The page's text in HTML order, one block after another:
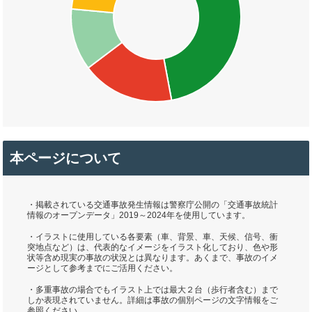
本ページについて
・掲載されている交通事故発生情報は警察庁公開の「交通事故統計
情報のオープンデータ」2019～2024年を使用しています。
・イラストに使用している各要素（車、背景、車、天候、信号、衝
突地点など）は、代表的なイメージをイラスト化しており、色や形
状等含め現実の事故の状況とは異なります。あくまで、事故のイメ
ージとして参考までにご活用ください。
・多重事故の場合でもイラスト上では最大２台（歩行者含む）まで
しか表現されていません。詳細は事故の個別ページの文字情報をご